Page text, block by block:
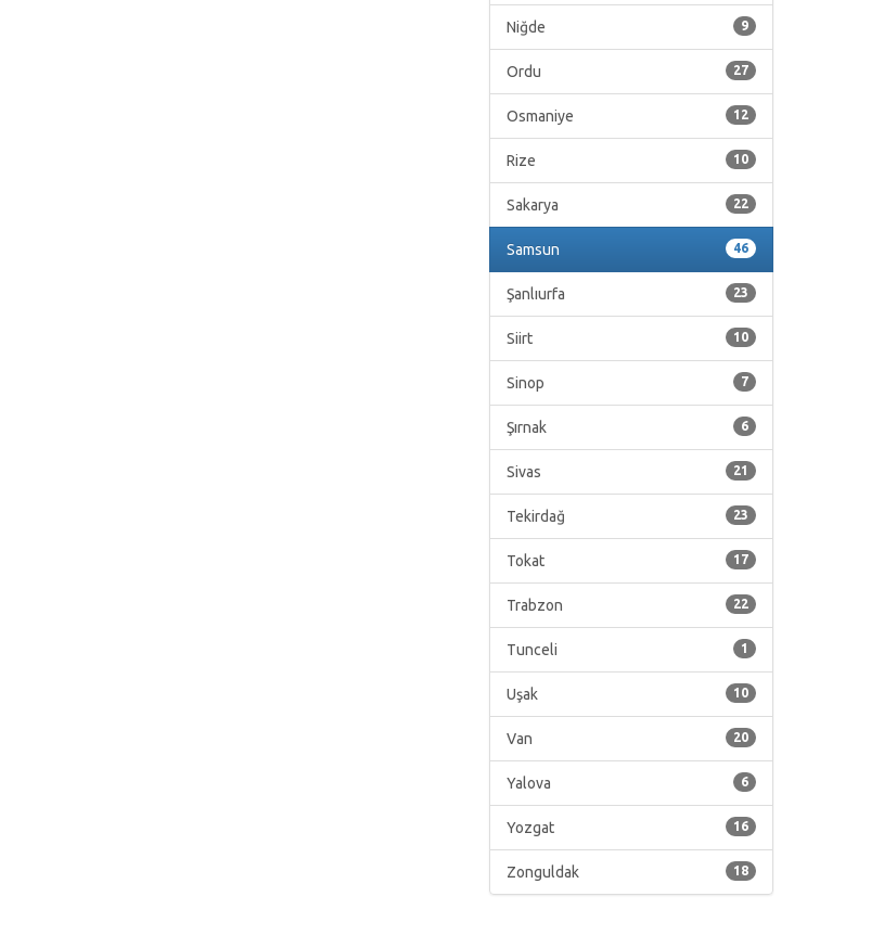
9
Niğde
27
Ordu
12
Osmaniye
10
Rize
22
Sakarya
46
Samsun
23
Şanlıurfa
10
Siirt
7
Sinop
6
Şırnak
21
Sivas
23
Tekirdağ
17
Tokat
22
Trabzon
1
Tunceli
10
Uşak
20
Van
6
Yalova
16
Yozgat
18
Zonguldak